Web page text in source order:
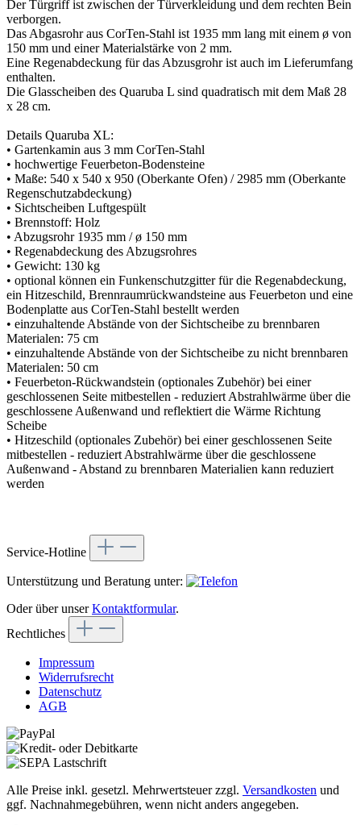
Der Türgriff ist zwischen der Türverkleidung und dem rechten Bein
verborgen.
Das Abgasrohr aus CorTen-Stahl ist 1935 mm lang mit einem ø von
150 mm und einer Materialstärke von 2 mm.
Eine Regenabdeckung für das Abzusgrohr ist auch im Lieferumfang
enthalten.
Die Glasscheiben des Quaruba L sind quadratisch mit dem Maß 28
x 28 cm.
Details Quaruba XL:
• Gartenkamin aus 3 mm CorTen-Stahl
• hochwertige Feuerbeton-Bodensteine
• Maße: 540 x 540 x 950 (Oberkante Ofen) / 2985 mm (Oberkante
Regenschutzabdeckung)
• Sichtscheiben Luftgespült
• Brennstoff: Holz
• Abzugsrohr 1935 mm / ø 150 mm
• Regenabdeckung des Abzugsrohres
• Gewicht: 130 kg
• optional können ein Funkenschutzgitter für die Regenabdeckung,
ein Hitzeschild, Brennraumrückwandsteine aus Feuerbeton und eine
Bodenplatte aus CorTen-Stahl bestellt werden
• einzuhaltende Abstände von der Sichtscheibe zu brennbaren
Materialen: 75 cm
• einzuhaltende Abstände von der Sichtscheibe zu nicht brennbaren
Materialen: 50 cm
• Feuerbeton-Rückwandstein (optionales Zubehör) bei einer
geschlossenen Seite mitbestellen - reduziert Abstrahlwärme über die
geschlossene Außenwand und reflektiert die Wärme Richtung
Scheibe
• Hitzeschild (optionales Zubehör) bei einer geschlossenen Seite
mitbestellen - reduziert Abstrahlwärme über die geschlossene
Außenwand - Abstand zu brennbaren Materialien kann reduziert
werden
Service-Hotline
Unterstützung und Beratung unter:
Oder über unserKontaktformular.
Rechtliches
Impressum
Widerrufsrecht
Datenschutz
AGB
Alle Preise inkl. gesetzl. Mehrwertsteuer zzgl. Versandkosten und
ggf. Nachnahmegebühren, wenn nicht anders angegeben.